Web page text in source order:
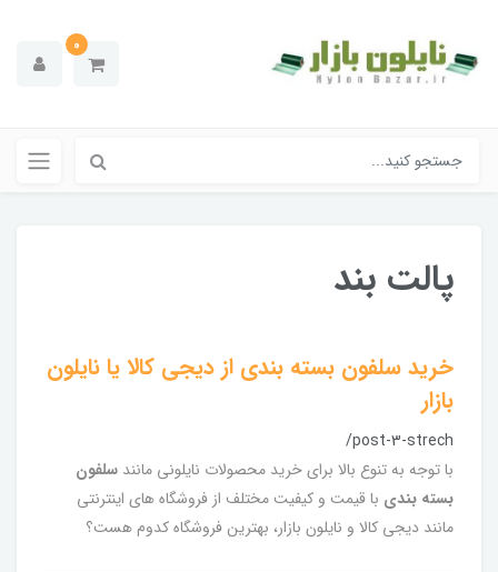
0
پالت بند
خرید سلفون بسته بندی از دیجی کالا یا نایلون
بازار
/post-3-strech
با توجه به تنوع بالا برای خرید محصولات نایلونی مانند سلفون
بسته بندی با قیمت و کیفیت مختلف از فروشگاه های اینترنتی
مانند دیجی کالا و نایلون بازار، بهترین فروشگاه کدوم هست؟